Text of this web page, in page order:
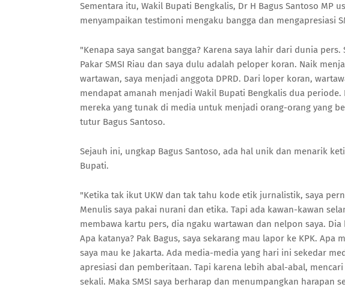
Sementara itu, Wakil Bupati Bengkalis, Dr H Bagus Santoso MP
menyampaikan testimoni mengaku bangga dan mengapresiasi
"Kenapa saya sangat bangga? Karena saya lahir dari dunia pers.
Pakar SMSI Riau dan saya dulu adalah peloper koran. Naik
wartawan, saya menjadi anggota DPRD. Dari loper koran,
mendapat amanah menjadi Wakil Bupati Bengkalis dua periode.
mereka yang tunak di media untuk menjadi orang-orang yang
tutur Bagus Santoso.
Sejauh ini, ungkap Bagus Santoso, ada hal unik dan menarik
Bupati.
"Ketika tak ikut UKW dan tak tahu kode etik jurnalistik, saya
Menulis saya pakai nurani dan etika. Tapi ada kawan-kawan
membawa kartu pers, dia ngaku wartawan dan nelpon saya.
Apa katanya? Pak Bagus, saya sekarang mau lapor ke KPK.
saya mau ke Jakarta. Ada media-media yang hari ini sekedar
apresiasi dan pemberitaan. Tapi karena lebih abal-abal,
sekali. Maka SMSI saya berharap dan menumpangkan harapan